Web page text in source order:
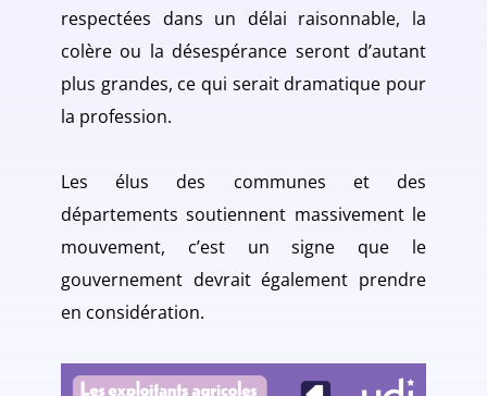
respectées dans un délai raisonnable, la
colère ou la désespérance seront d’autant
plus grandes, ce qui serait dramatique pour
la profession.
Les élus des communes et des
départements soutiennent massivement le
mouvement, c’est un signe que le
gouvernement devrait également prendre
en considération.